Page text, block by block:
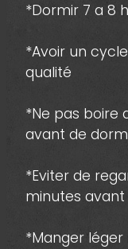
*Dormir 7 a 8
*Avoir un
qualité
*Ne pas boire
avant de
*Eviter de
minutes avant
*Manger léger